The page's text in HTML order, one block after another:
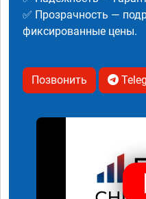
✅ Прозрачность —
фиксированные цены.
Позвонить